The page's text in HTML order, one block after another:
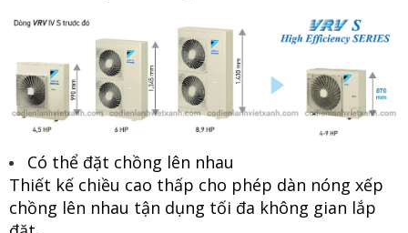
Có thể đặt chồng lên nhau
Thiết kế chiều cao thấp cho phép dàn nóng xếp
chồng lên nhau tận dụng tối đa không gian lắp